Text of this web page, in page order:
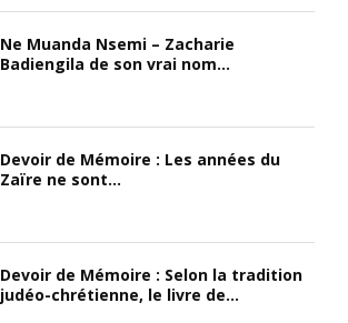
Ne Muanda Nsemi – Zacharie
Badiengila de son vrai nom...
Devoir de Mémoire : Les années du
Zaïre ne sont...
Devoir de Mémoire : Selon la tradition
judéo-chrétienne, le livre de...